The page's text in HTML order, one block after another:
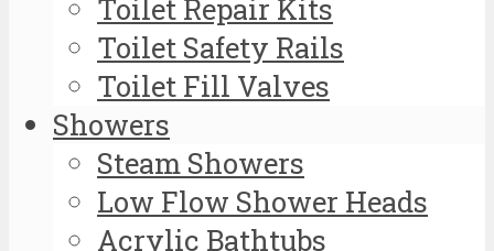
Toilet Repair Kits
Toilet Safety Rails
Toilet Fill Valves
Showers
Steam Showers
Low Flow Shower Heads
Acrylic Bathtubs